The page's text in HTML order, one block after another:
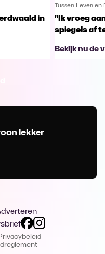
in
Tussen Leven en
"Ik vroeg
spiegels af
Bekijk nu de
lekker